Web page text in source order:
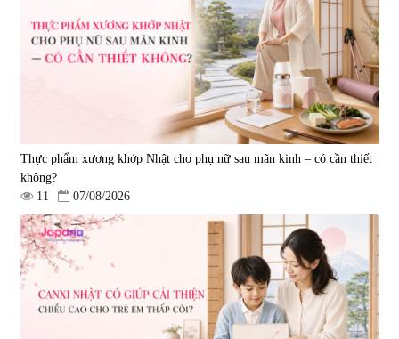
Group 130 viên - Date 03/2027
121.329
8.500.000 đ
tăng sức đề kháng Nano
Fucoidan Extract Granule
(2gx30 gói)
|2.047
4.300.000 đ
Viên nang hỗ trợ điều trị ung thư
& chống suy mòn khối cơ
Okinawa Fucoidan Gold – 150
viên
3.850.000 đ
Bột uống hỗ trợ tăng cường miễn
dịch Tokyo Res 1000 30 gói
|12.160
3.960.000 đ
Thực phẩm xương khớp Nhật cho phụ nữ sau mãn kinh – có cần thiết
không?
11
07/08/2026